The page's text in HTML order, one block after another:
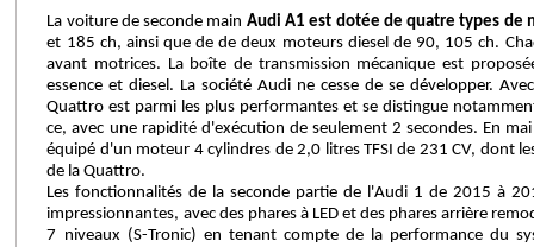
La voiture de seconde main Audi A1 est dotée de quatre types de
et 185 ch, ainsi que de de deux moteurs diesel de 90, 105 ch.
avant motrices. La boîte de transmission mécanique est
essence et diesel. La société Audi ne cesse de se développer.
Quattro est parmi les plus performantes et se distingue
ce, avec une rapidité d'exécution de seulement 2 secondes. En
équipé d'un moteur 4 cylindres de 2,0 litres TFSI de 231 CV, dont
de la Quattro.
Les fonctionnalités de la seconde partie de l'Audi 1 de 2015 à
impressionnantes, avec des phares à LED et des phares arrière
7 niveaux (S-Tronic) en tenant compte de la performance du